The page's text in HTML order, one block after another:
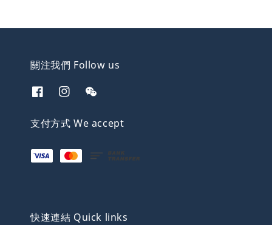
關注我們 Follow us
支付方式 We accept
快速連結 Quick links